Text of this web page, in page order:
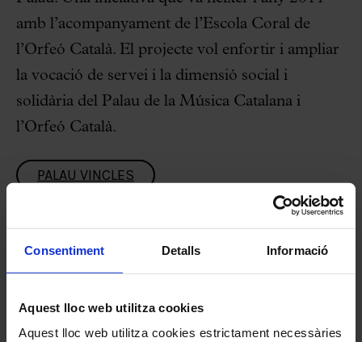
Consentiment Detalls Informació
Aquest lloc web utilitza cookies
Aquest lloc web utilitza cookies estrictament necessàries
amb l’acompanyament de l’Escola Coral de
l’Orfeó Català. El projecte vol enfortir i ampliar
la vocació de servei i la dimensió social i
solidària del Palau de la Música Catalana i
l’Orfeó Català.
PALAU VINCLES